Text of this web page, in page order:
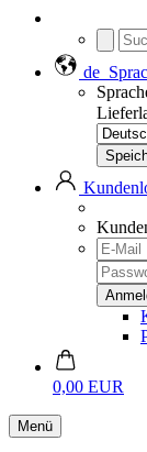
de
0,00 EUR
Menü